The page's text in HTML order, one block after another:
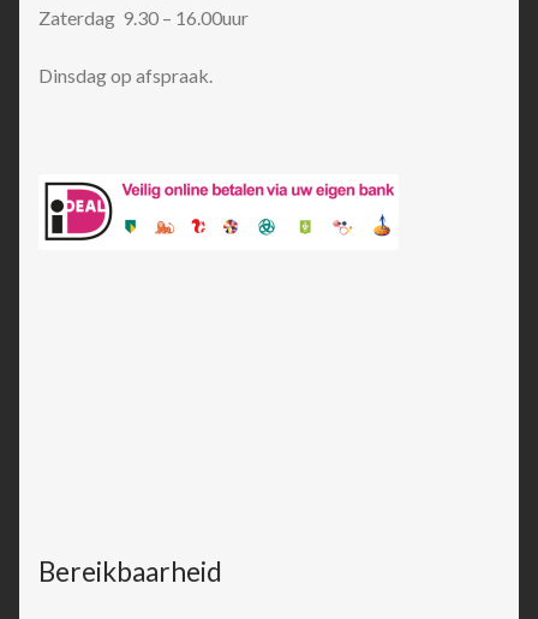
Zaterdag 9.30 – 16.00uur
Dinsdag op afspraak.
Bereikbaarheid